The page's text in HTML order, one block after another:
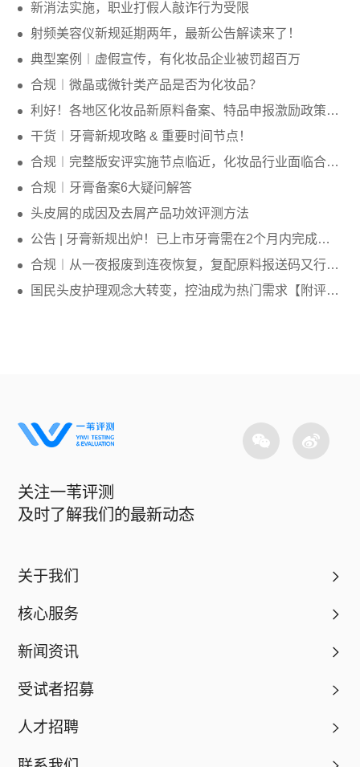
新消法实施，职业打假人敲诈行为受限
射频美容仪新规延期两年，最新公告解读来了！
典型案例︱虚假宣传，有化妆品企业被罚超百万
合规︱微晶或微针类产品是否为化妆品？
利好！各地区化妆品新原料备案、特品申报激励政策汇总
干货︱牙膏新规攻略 & 重要时间节点！
合规︱完整版安评实施节点临近，化妆品行业面临合规新浪潮
合规︱牙膏备案6大疑问解答
头皮屑的成因及去屑产品功效评测方法
公告 | 牙膏新规出炉！已上市牙膏需在2个月内完成备案
合规︱从一夜报废到连夜恢复，复配原料报送码又行了？
国民头皮护理观念大转变，控油成为热门需求【附评测方法】
关注一苇评测
及时了解我们的最新动态
关于我们
核心服务
新闻资讯
受试者招募
人才招聘